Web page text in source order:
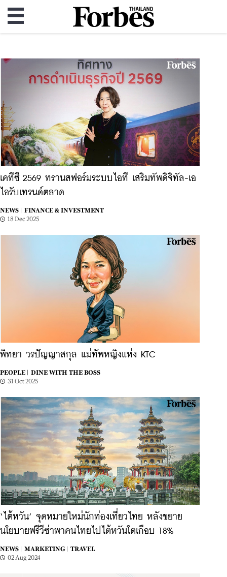
เคทีซี 2569 ทรานสฟอร์มระบบไอที เสริมทัพดิจิทัล-เอ
ไอรับเทรนด์ตลาด
NEWS |
FINANCE & INVESTMENT
18 Dec 2025
พิทยา วรปัญญาสกุล แม่ทัพหญิงแห่ง KTC
PEOPLE |
DINE WITH THE BOSS
31 Oct 2025
‘ไต้หวัน’ จุดหมายใหม่นักท่องเที่ยวไทย หลังขยาย
นโยบายฟรีวีซ่าพาคนไทยไปไต้หวันโตเกือบ 18%
NEWS | MARKETING |
TRAVEL
02 Aug 2024